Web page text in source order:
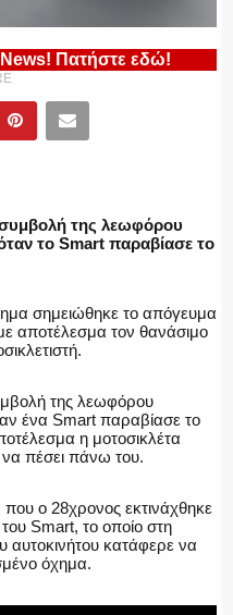
News! Πατήστε εδώ!
της λεωφόρου
το Smart παραβίασε το
σημειώθηκε το απόγευμα
αποτέλεσμα τον θανάσιμο
της λεωφόρου
ένα Smart παραβίασε το
η μοτοσικλέτα
πέσει πάνω του.
ο 28χρονος εκτινάχθηκε
Smart, το οποίο στη
αυτοκινήτου κατάφερε να
όχημα.